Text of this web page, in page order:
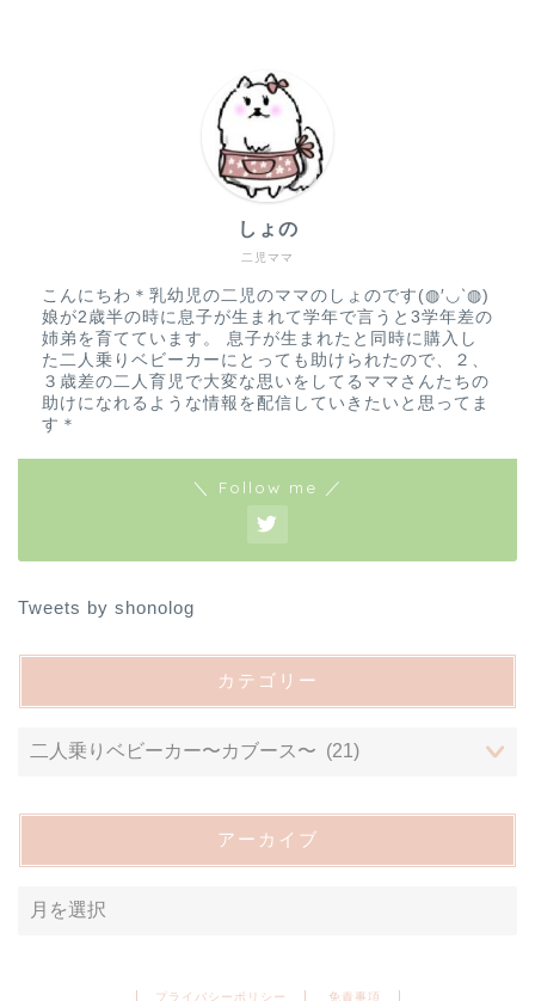
二児ママ
しょの
こんにちわ＊乳幼児の二児のママのしょのです(◍′◡‵◍)
娘が2歳半の時に息子が生まれて学年で言うと3学年差の
姉弟を育てています。 息子が生まれたと同時に購入し
た二人乗りベビーカーにとっても助けられたので、２、
３歳差の二人育児で大変な思いをしてるママさんたちの
助けになれるような情報を配信していきたいと思ってま
す＊
＼ Follow me ／
Tweets by shonolog
カテゴリー
アーカイブ
プライバシーポリシー 免責事項